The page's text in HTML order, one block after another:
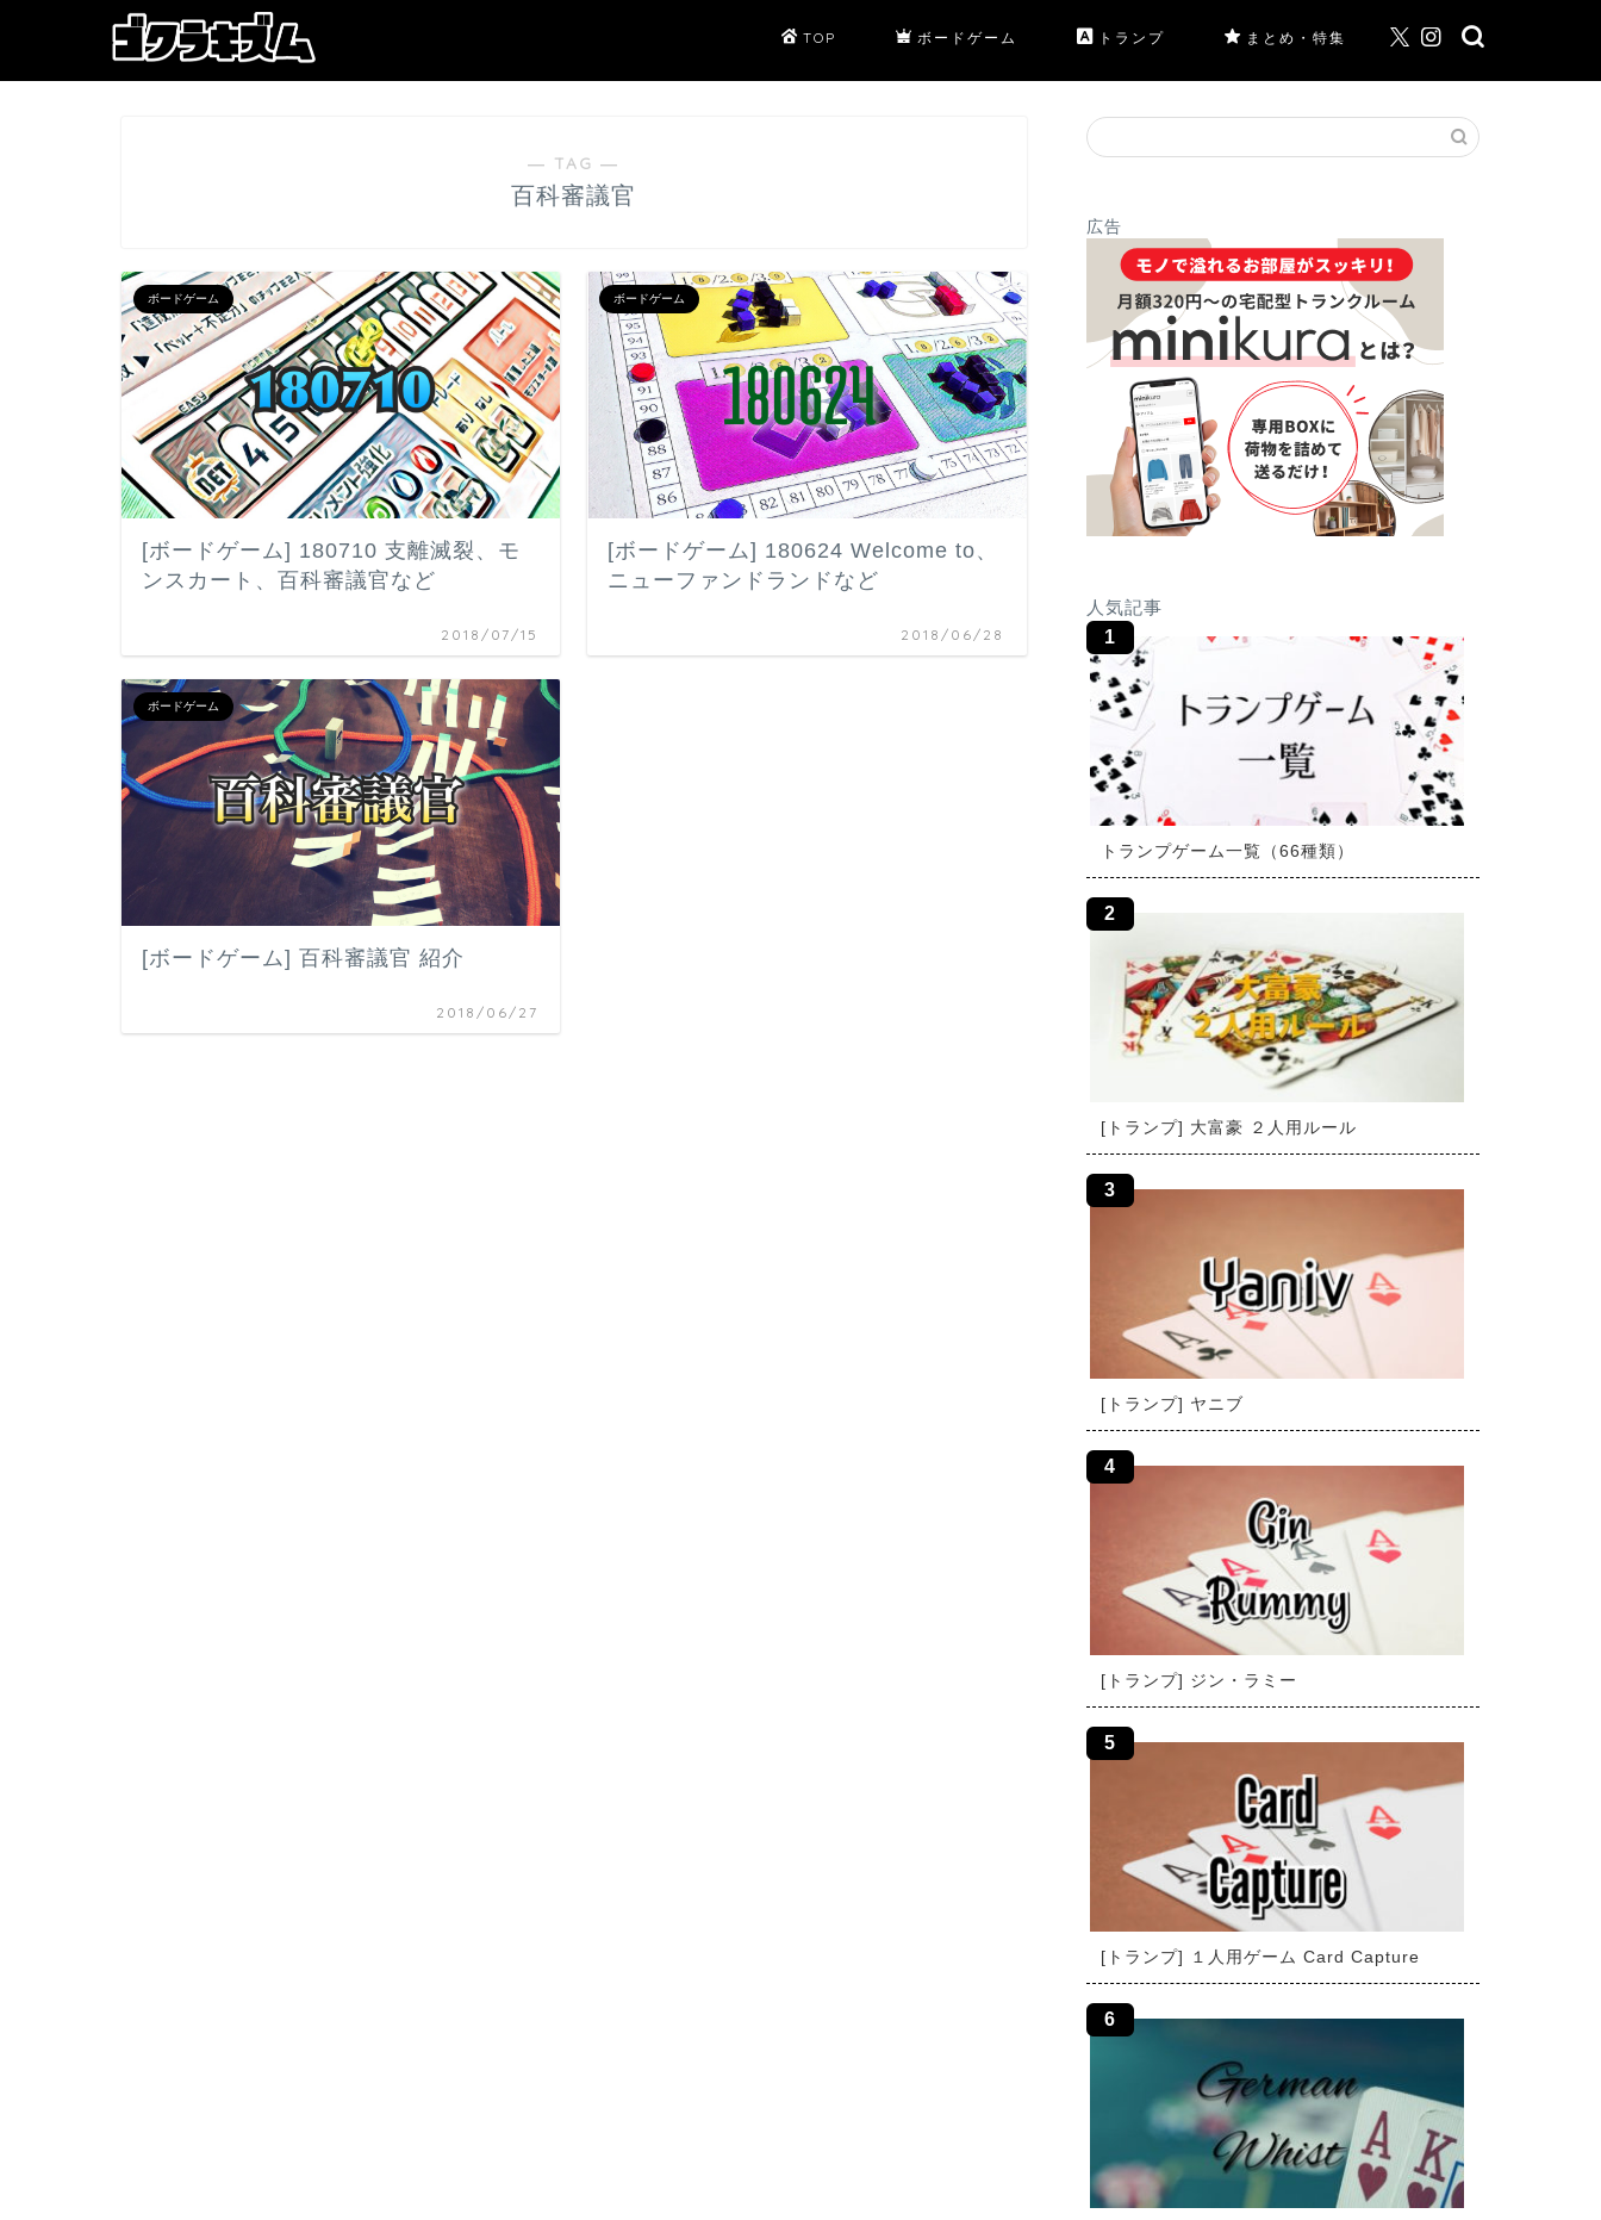
TOP ボードゲーム トランプ まとめ・特集
― TAG ―
百科審議官
ボードゲーム
[ボードゲーム] 180710 支離滅裂、モ
ンスカート、百科審議官など
2018/07/15
ボードゲーム
[ボードゲーム] 180624 Welcome to、
ニューファンドランドなど
2018/06/28
ボードゲーム
[ボードゲーム] 百科審議官 紹介
2018/06/27
広告
人気記事
トランプゲーム一覧（66種類）
[トランプ] 大富豪 ２人用ルール
[トランプ] ヤニブ
[トランプ] ジン・ラミー
[トランプ] １人用ゲーム Card Capture